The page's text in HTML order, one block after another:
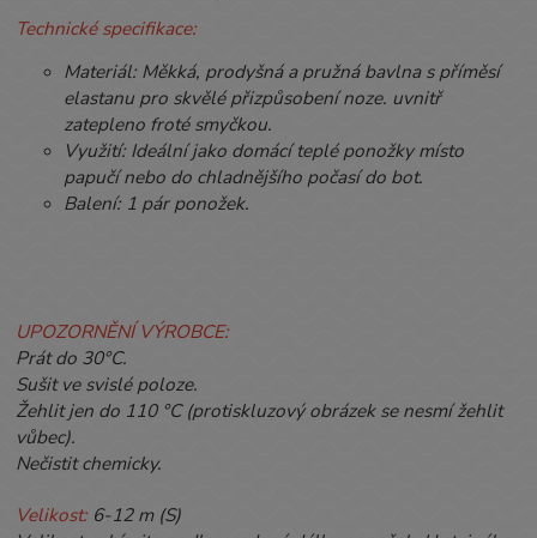
Technické specifikace:
Materiál: Měkká, prodyšná a pružná bavlna s příměsí
elastanu pro skvělé přizpůsobení noze. uvnitř
zatepleno froté smyčkou.
Využití: Ideální jako domácí teplé ponožky místo
papučí nebo do chladnějšího počasí do bot.
Balení: 1 pár ponožek.
UPOZORNĚNÍ VÝROBCE:
Prát do 30°C.
Sušit ve svislé poloze.
Žehlit jen do 110 °C (protiskluzový obrázek se nesmí žehlit
vůbec).
Nečistit chemicky.
Velikost: 6-12 m (S)